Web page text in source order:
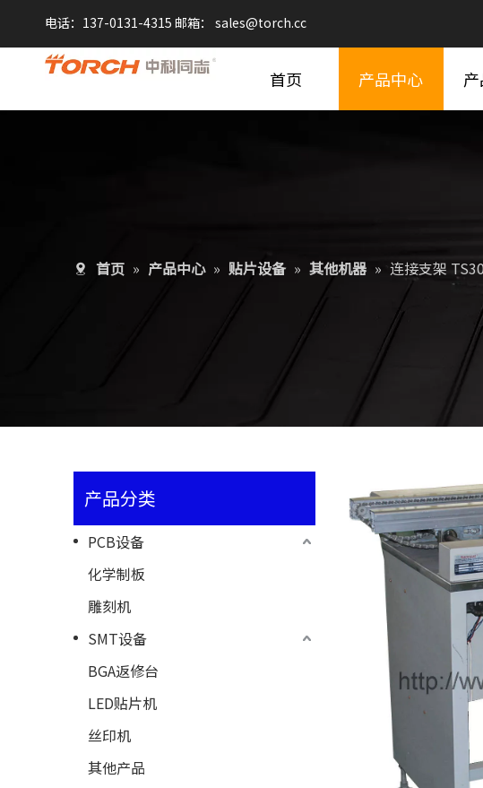
电话：137-0131-4315 邮箱： sales@torch.cc
首页 产品中心
首页 » 产品中心 » 贴片设备 » 其他机器 » 连接支架
产品分类
PCB设备
化学制板
雕刻机
SMT设备
BGA返修台
LED贴片机
丝印机
其他产品